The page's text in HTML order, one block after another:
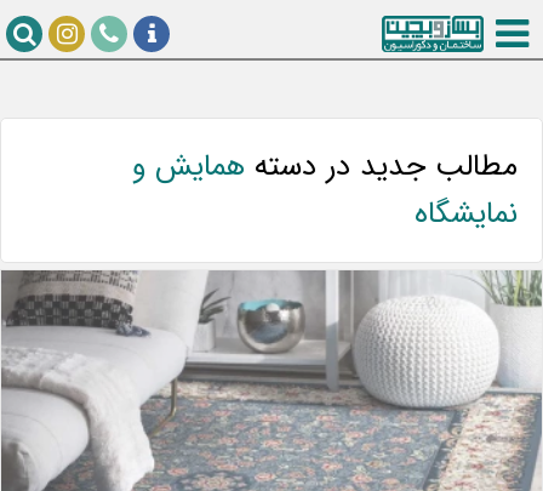
مطالب جدید در دستههمایش‌ و
نمایشگاه‌